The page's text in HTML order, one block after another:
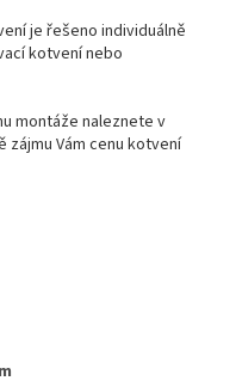
je řešeno individuálně
kotvení nebo
montáže naleznete v
Vám cenu kotvení